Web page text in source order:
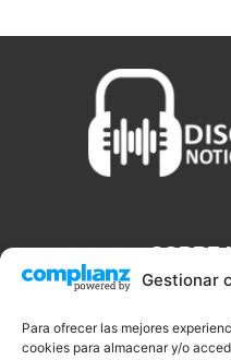
Gestionar
Para ofrecer las mejores
cookies para almacenar y/o
SOBRE
que necesitas saber sobre
aplicaciones que te